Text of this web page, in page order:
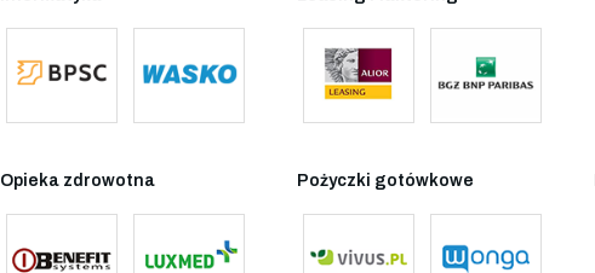
Opieka zdrowotna Pożyczki gotówkowe